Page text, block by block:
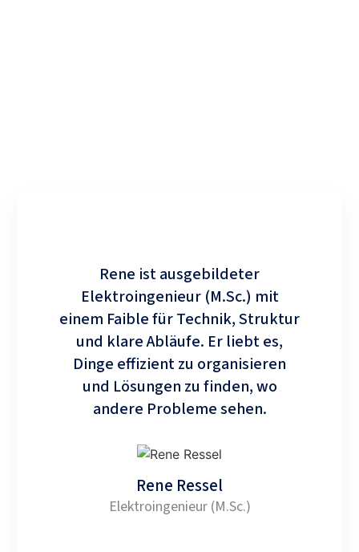
Rene ist ausgebildeter
Elektroingenieur (M.Sc.) mit
einem Faible für Technik, Struktur
und klare Abläufe. Er liebt es,
Dinge effizient zu organisieren
und Lösungen zu finden, wo
andere Probleme sehen.
Rene Ressel
Elektroingenieur (M.Sc.)